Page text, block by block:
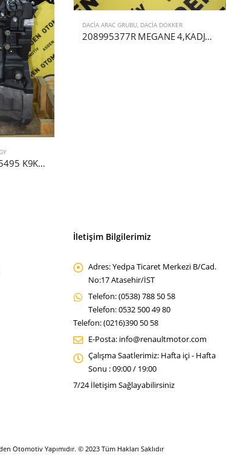
100016578R-8201535495 K9K B6D6 CLİO 4,CAPTUR,SYMBOL,KANGOO,DACİA LODGY KOMPLE MOTOR
DACIA ARAC GRUBU DACIA DOKKER
208995377R MEGANE 4,KADJAR,DUSTER ÜRC MODÜLÜ ADBLUE ENJEKTÖRÜ
İletişim Bilgilerimiz
Adres:Yedpa Ticaret Merkezi B/Cad.
No:17 Atasehir/İST
Telefon:(0538) 788 50 58
Telefon: 0532 500 49 80
Telefon: (0216)390 50 58
E-Posta: info@renaultmotor.com
Çalışma Saatlerimiz: Hafta içi - Hafta
Sonu : 09:00 / 19:00
7/24 İletişim Sağlayabilirsiniz
Otomotiv Yapımıdır. © 2023 Tüm Hakları Saklıdır